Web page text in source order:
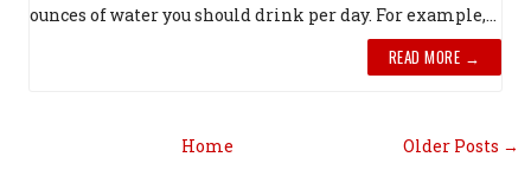
ounces of water you should drink per day. For example,...
READ MORE →
Older Posts →
Home